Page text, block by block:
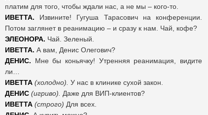
платим для того, чтобы ждали нас, а не мы – кого-то.
ИВЕТТА. Извините! Гугуша Тарасович на конференции.
Потом заглянет в реанимацию – и сразу к нам. Чай, кофе?
ЭЛЕОНОРА. Чай. Зеленый.
ИВЕТТА. А вам, Денис Олегович?
ДЕНИС. Мне бы коньячку! Утренняя реанимация, видите
ли…
ИВЕТТА (холодно). У нас в клинике сухой закон.
ДЕНИС (игриво).
Даже для ВИП-клиентов?
ИВЕТТА (строго) Для всех.